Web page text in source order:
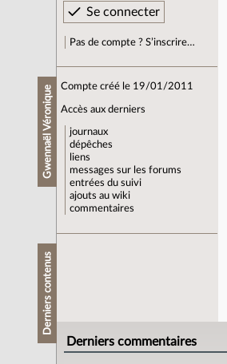
Pas de compte ? S’inscrire…
Gwennaël Véronique Compte créé le 19/01/2011
Accès aux derniers
journaux
dépêches
liens
messages sur les forums
entrées du suivi
ajouts au wiki
commentaires
Derniers contenus
Derniers commentaires